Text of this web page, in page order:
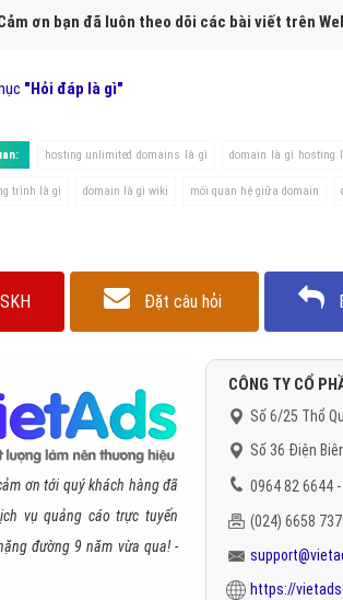
ơn bạn đã luôn theo dõi các bài viết trên
"Hỏi đáp là gì"
hosting unlimited domains là gì domain là gì hosting
trình là gì domain là gì wiki mối quan hệ giữa domain
Đặt câu hỏi
ơn tới quý khách hàng đã
vụ quảng cáo trực tuyến
đường 9 năm vừa qua! -
CÔNG TY CỔ
Số 6/25 Thổ
Số 36 Điện
0964 82 6644
(024) 6658
https://